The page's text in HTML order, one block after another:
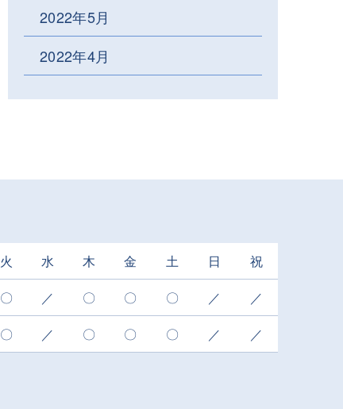
2022年5月
2022年4月
火 水 木 金 土 日
祝
〇 ／ 〇 〇 〇 ／
／
〇 ／ 〇 〇 〇 ／
／